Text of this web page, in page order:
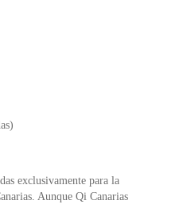
exclusivamente para la
Aunque Qi Canarias